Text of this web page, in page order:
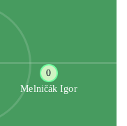
0
Melničák Igor